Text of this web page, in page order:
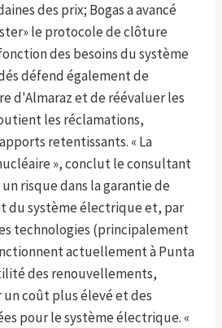
des prix; Bogas a avancé
le protocole de clôture
des besoins du système
défend également de
d'Almaraz et de réévaluer les
les réclamations,
retentissants. « La
», conclut le consultant
un risque dans la garantie de
du système électrique et, par
technologies (principalement
actuellement à Punta
des renouvellements,
un coût plus élevé et des
pour le système électrique. «